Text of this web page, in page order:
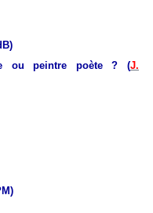
ou peintre poète ? (J.